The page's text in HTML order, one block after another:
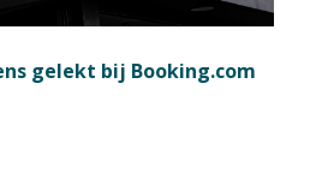
gelekt bij Booking.com